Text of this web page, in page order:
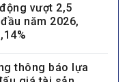
vượt 2,5
năm 2026,
thông báo lựa